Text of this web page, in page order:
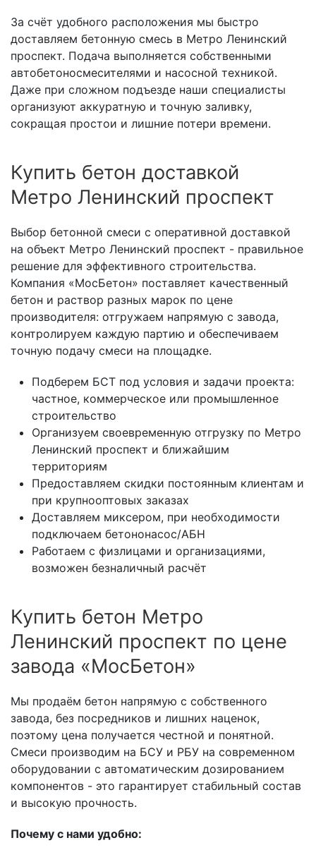
За счёт удобного расположения мы быстро
доставляем бетонную смесь в Метро Ленинский
проспект. Подача выполняется собственными
автобетоносмесителями и насосной техникой.
Даже при сложном подъезде наши специалисты
организуют аккуратную и точную заливку,
сокращая простои и лишние потери времени.
Купить бетон доставкой
Метро Ленинский проспект
Выбор бетонной смеси с оперативной доставкой
на объект Метро Ленинский проспект - правильное
решение для эффективного строительства.
Компания «МосБетон» поставляет качественный
бетон и раствор разных марок по цене
производителя: отгружаем напрямую с завода,
контролируем каждую партию и обеспечиваем
точную подачу смеси на площадке.
Подберем БСТ под условия и задачи проекта:
частное, коммерческое или промышленное
строительство
Организуем своевременную отгрузку по Метро
Ленинский проспект и ближайшим
территориям
Предоставляем скидки постоянным клиентам и
при крупнооптовых заказах
Доставляем миксером, при необходимости
подключаем бетононасос/АБН
Работаем с физлицами и организациями,
возможен безналичный расчёт
Купить бетон Метро
Ленинский проспект по цене
завода «МосБетон»
Мы продаём бетон напрямую с собственного
завода, без посредников и лишних наценок,
поэтому цена получается честной и понятной.
Смеси производим на БСУ и РБУ на современном
оборудовании с автоматическим дозированием
компонентов - это гарантирует стабильный состав
и высокую прочность.
Почему с нами удобно: